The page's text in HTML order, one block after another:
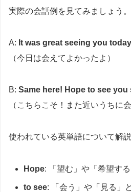
実際の会話例を見てみましょう。
A: It was great seeing you
（今日は会えてよかったよ）
B: Same here! Hope to see you
（こちらこそ！また近いうちに会
使われている英単語について解説
Hope: 「望む」や「希望す
to see: 「会う」や「見る」